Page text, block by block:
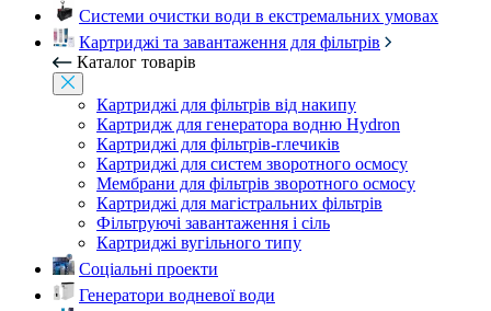
Системи очистки води в екстремальних умовах
Картриджі та завантаження для фільтрів
Каталог товарів
Картриджі для фільтрів від накипу
Картридж для генератора водню Hydron
Картриджі для фільтрів-глечиків
Картриджі для систем зворотного осмосу
Мембрани для фільтрів зворотного осмосу
Картриджі для магістральних фільтрів
Фільтруючі завантаження і сіль
Картриджі вугільного типу
Соціальні проекти
Генератори водневої води